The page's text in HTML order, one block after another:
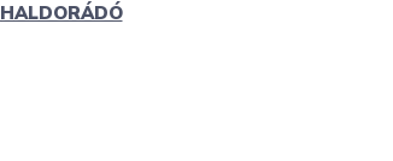
HALDORÁDÓ